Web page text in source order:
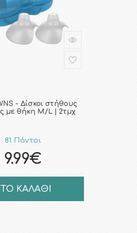
- Δίσκοι στήθους
με θήκη M/L | 2τμχ
81 Πόντοι
9.99€
ΚΑΛΑΘΙ